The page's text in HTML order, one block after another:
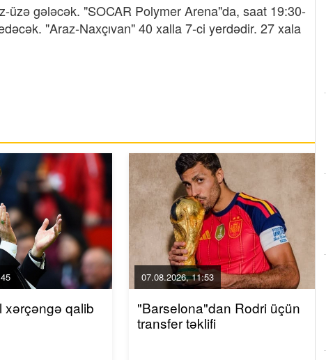
üzə gələcək. "SOCAR Polymer Arena"da, saat 19:30-
"Araz-Naxçıvan" 40 xalla 7-ci yerdədir. 27 xala
xərçəngə qalib
07.08.2026, 11:53
"Barselona"dan Rodri üçün
transfer təklifi